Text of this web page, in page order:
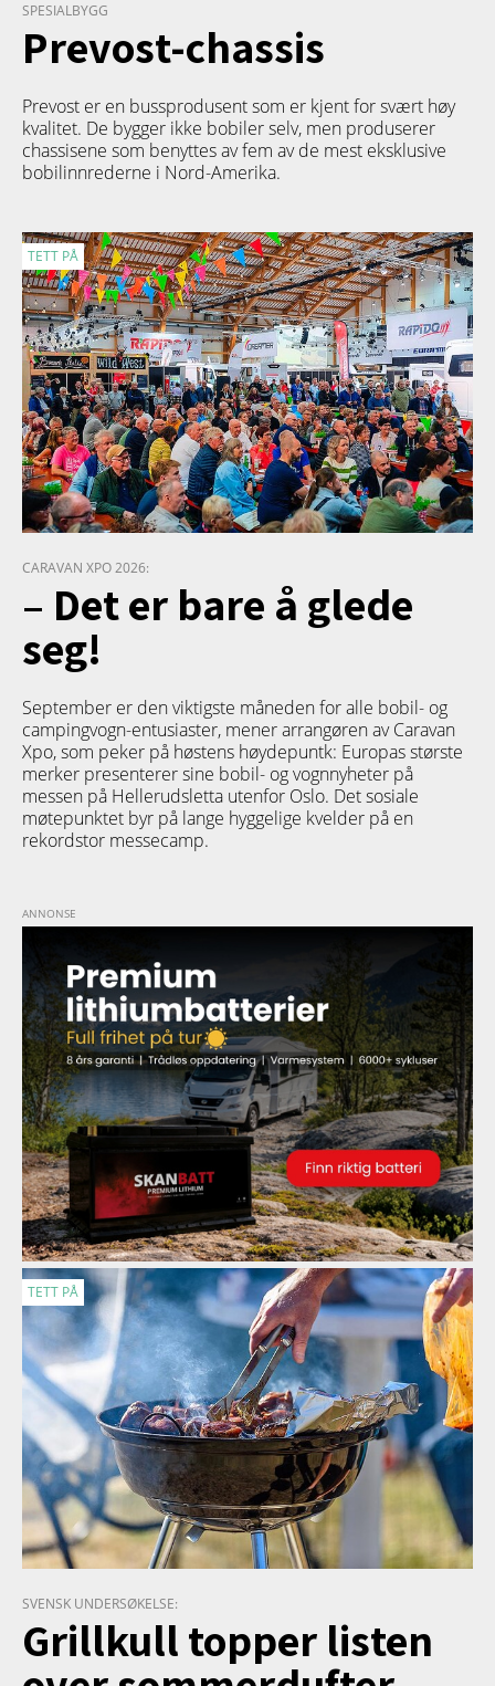
SPESIALBYGG
Prevost-chassis
Prevost er en bussprodusent som er kjent for svært høy
kvalitet. De bygger ikke bobiler selv, men produserer
chassisene som benyttes av fem av de mest eksklusive
bobilinnrederne i Nord-Amerika.
TETT PÅ
CARAVAN XPO 2026:
– Det er bare å glede
seg!
September er den viktigste måneden for alle bobil- og
campingvogn-entusiaster, mener arrangøren av Caravan
Xpo, som peker på høstens høydepuntk: Europas største
merker presenterer sine bobil- og vognnyheter på
messen på Hellerudsletta utenfor Oslo. Det sosiale
møtepunktet byr på lange hyggelige kvelder på en
rekordstor messecamp.
TETT PÅ
SVENSK UNDERSØKELSE:
Grillkull topper listen